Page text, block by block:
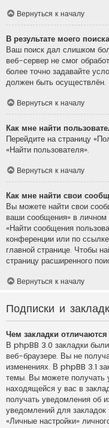
Вернуться к началу
В результате моего
Ваш поиск дал слишком
веб-сервер не смог
более точно задавайте
должен быть осуществлён.
Вернуться к началу
Как мне найти
Перейдите на страницу
«Найти пользователя».
Вернуться к началу
Как мне найти свои
Вы можете найти свои
ваши сообщения» в личном
«Найти сообщения
конференции или по
главной странице. Чтобы
страницу расширенного
Вернуться к началу
Подписки и
Чем закладки
В phpBB 3.0 закладки
веб-браузере. Вы не
изменениях. В phpBB 3.1
темы. Вы можете получать
находящейся у вас в
получать уведомления об
уведомлений для
«Личные настройки»